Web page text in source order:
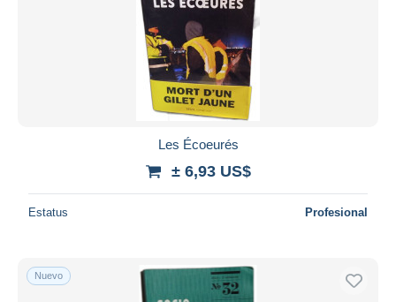
Les Écoeurés
± 6,93 US$
Estatus Profesional
Nuevo